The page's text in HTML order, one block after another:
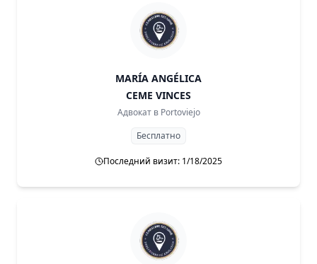
MARÍA ANGÉLICA
CEME VINCES
Адвокат в Portoviejo
Бесплатно
Последний визит: 1/18/2025